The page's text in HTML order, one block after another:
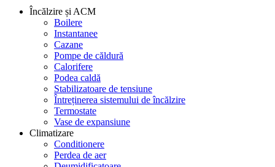
Încălzire și ACM
Boilere
Instantanee
Cazane
Pompe de căldură
Calorifere
Podea caldă
Stabilizatoare de tensiune
Întreținerea sistemului de încălzire
Termostate
Vase de expansiune
Climatizare
Conditionere
Perdea de aer